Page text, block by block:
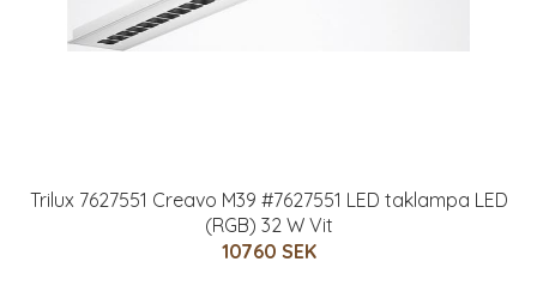
Trilux 7627551 Creavo M39 #7627551 LED taklampa LED
(RGB) 32 W Vit
10760 SEK